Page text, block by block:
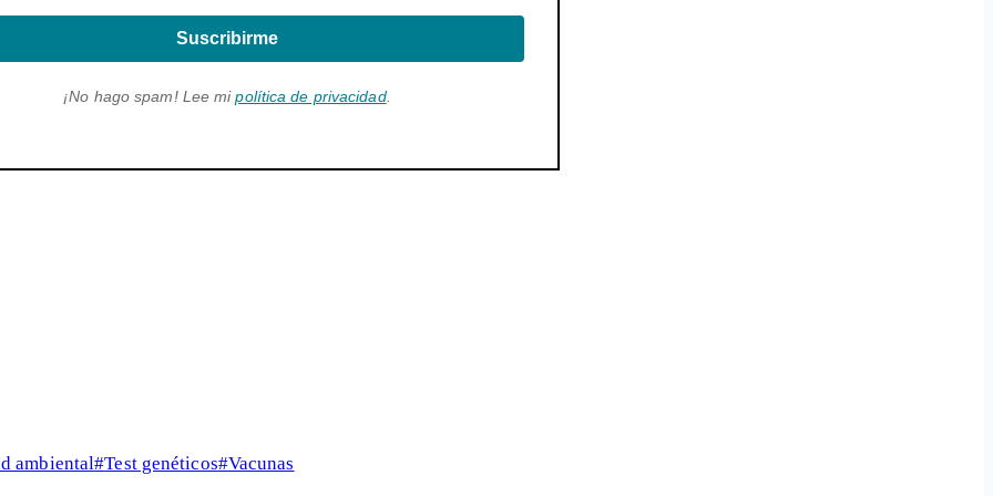
Suscribirme
¡No hago spam! Lee mipolítica de privacidad.
ambiental#Test genéticos#Vacunas